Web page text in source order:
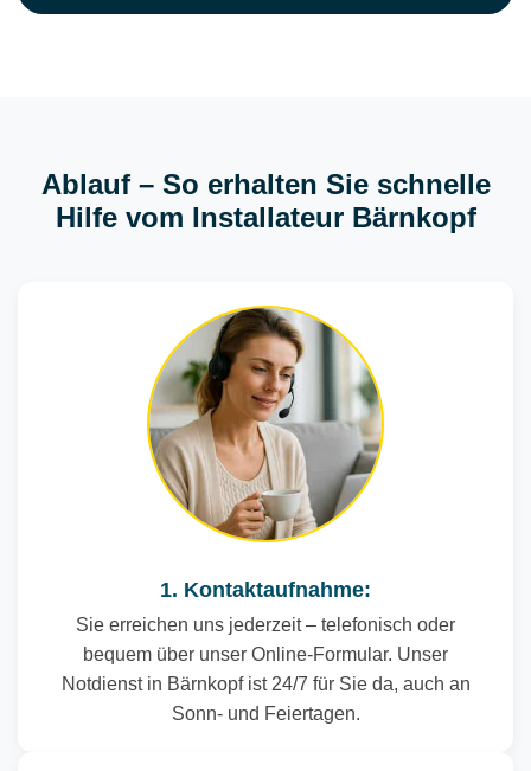
Ablauf – So erhalten Sie schnelle
Hilfe vom Installateur Bärnkopf
1. Kontaktaufnahme:
Sie erreichen uns jederzeit – telefonisch oder
bequem über unser Online-Formular. Unser
Notdienst in Bärnkopf ist 24/7 für Sie da, auch an
Sonn- und Feiertagen.